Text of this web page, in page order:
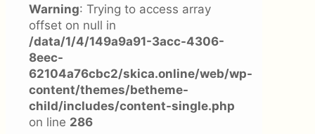
Warning: Trying to access array
offset on null in
/data/1/4/149a9a91-3acc-4306-
8eec-
62104a76cbc2/skica.online/web/wp-
content/themes/betheme-
child/includes/content-single.php
on line 286